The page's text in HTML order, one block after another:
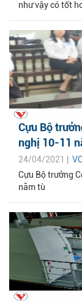
như vậy có tốt
Cựu Bộ
nghị 10-11
24/04/2021 |
Cựu Bộ trưởng
năm tù